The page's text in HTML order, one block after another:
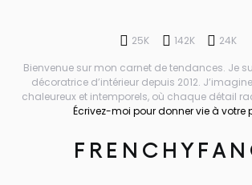
25K 142K
24K
Bienvenue sur mon carnet de tendances. Je
décoratrice d’intérieur depuis 2012.
chaleureux et intemporels, où chaque détail
Écrivez-moi pour donner vie à votre